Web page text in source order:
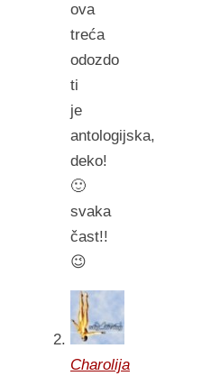
ova
treća
odozdo
ti
je
antologijska,
deko!
🙂
svaka
čast!!
😉
Charolija